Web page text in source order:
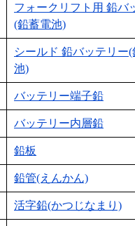
フォークリフト用 鉛バ
(鉛蓄電池)
シールド 鉛バッテリー
池)
バッテリー端子鉛
バッテリー内層鉛
鉛板
鉛管(えんかん)
活字鉛(かつじなまり)